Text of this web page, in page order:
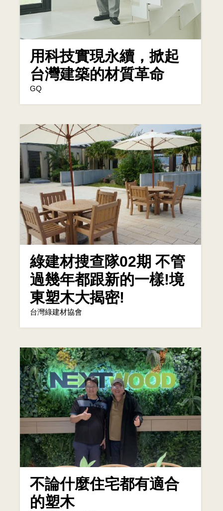
用科技實現永續，掀起
台灣建築的材質革命
GQ
綠建材搜查隊02期 不管
過幾年都跟新的一樣!境
東塑木大揭密!
台灣綠建材協會
不論什麼住宅都有適合
的塑木